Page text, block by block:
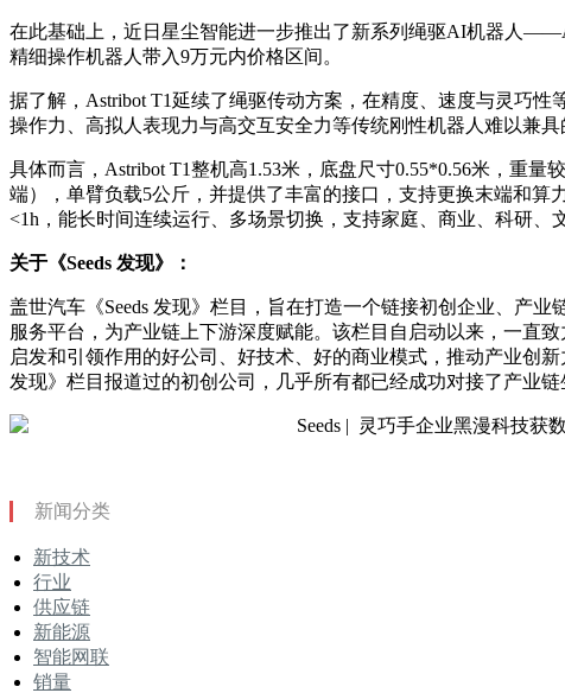
在此基础上，近日星尘智能进一步推出了新系列绳驱AI机器人
精细操作机器人带入9万元内价格区间。
据了解，Astribot T1延续了绳驱传动方案，在精度、速度与灵巧
操作力、高拟人表现力与高交互安全力等传统刚性机器人难以兼具
具体而言，Astribot T1整机高1.53米，底盘尺寸0.55*0.56米，重量
端），单臂负载5公斤，并提供了丰富的接口，支持更换末端和算
<1h，能长时间连续运行、多场景切换，支持家庭、商业、科研、
关于《Seeds 发现》：
盖世汽车《Seeds 发现》栏目，旨在打造一个链接初创企业、产
服务平台，为产业链上下游深度赋能。该栏目自启动以来，一直
启发和引领作用的好公司、好技术、好的商业模式，推动产业创
发现》栏目报道过的初创公司，几乎所有都已经成功对接了产业链
新闻分类
新技术
行业
供应链
新能源
智能网联
销量